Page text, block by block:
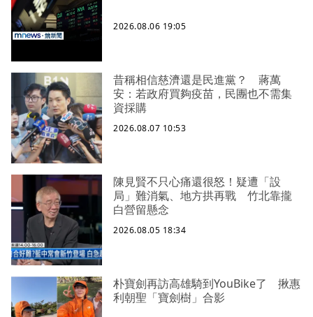
2026.08.06 19:05
昔稱相信慈濟還是民進黨？ 蔣萬
安：若政府買夠疫苗，民團也不需集
資採購
2026.08.07 10:53
陳見賢不只心痛還很怒！疑遭「設
局」難消氣、地方拱再戰 竹北靠攏
白營留懸念
2026.08.05 18:34
朴寶劍再訪高雄騎到YouBike了 揪惠
利朝聖「寶劍樹」合影